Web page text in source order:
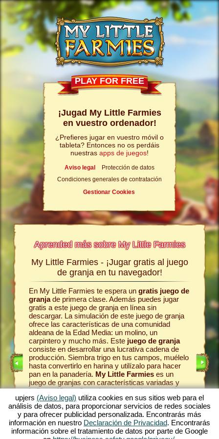
PLAY FOR FREE
¡Jugad My Little Farmies
en vuestro ordenador!
¿Prefieres jugar en vuestro móvil o
tableta? Entonces no os perdáis
nuestras apps de juegos!
Aviso legal
Protección de datos
Condiciones generales de contratación
Gestionar Cookies
Aprended más sobre My Little Farmies
sin
jugar
uno
es
ofrece
en el
. Juega
alguno
My Little Farmies - ¡Jugar gratis al juego
de granja en tu navegador!
En My Little Farmies te espera un gratis juego de
granjade primera clase. Además puedes jugar
gratis a este juego de granja en línea sin
descargar. La simulación de este juego de granja
ofrece las características de una comunidad
aldeana de la Edad Media: un molino, un
carpintero y mucho más. Este juego de granja
consiste en desarrollar una lucrativa cadena de
producción. Siembra trigo en tus campos, muélelo
hasta convertirlo en harina y utilízalo para hacer
pan en la panadería. My Little Farmieses un
juego de granjas con características variadas y
bellos gráficos. Organizas la agricultura en todas
sus facetas: desde el cultivo de hortalizas hasta la
cría de animales de granja. Encontrarás en el
juego gratis onlineanimales de granja
tradicionales como el cerdo Mangalica o la gallina
sedosa. Crea florecientes paisajes en My Little
La
la
el
en la
Como
las
en la
una
pueblo
tu
máximo
entorno
upjers (Aviso legal) utiliza cookies en sus sitios web para el
análisis de datos, para proporcionar servicios de redes sociales
y para ofrecer publicidad personalizada. Encontrarás más
información en nuestro Declaración de Privacidad. Encontrarás
información sobre el tratamiento de datos por parte de Google